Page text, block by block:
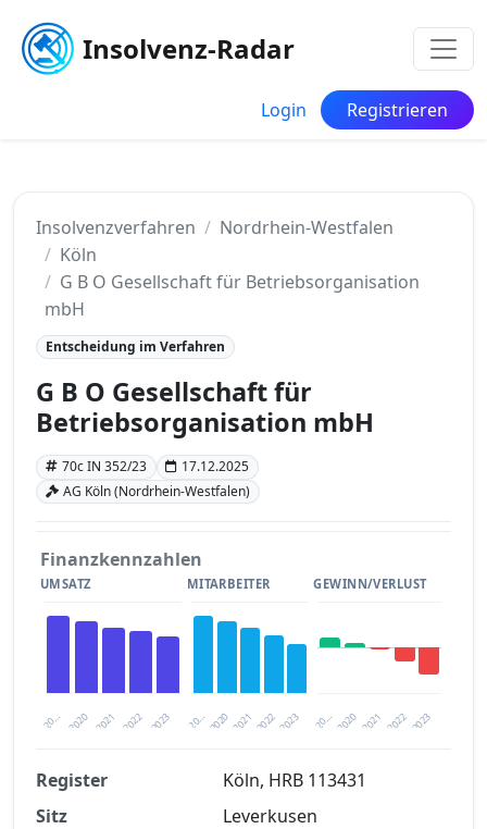
Insolvenz-Radar
Login Registrieren
Insolvenzverfahren
Nordrhein-Westfalen
Köln
G B O Gesellschaft für Betriebsorganisation
mbH
Entscheidung im Verfahren
G B O Gesellschaft für
Betriebsorganisation mbH
70c IN 352/23
17.12.2025
AG Köln (Nordrhein-Westfalen)
Finanzkennzahlen
UMSATZ
20… 2021 2023
2020 2022
MITARBEITER
20… 2021 2023
2020 2022
GEWINN/VERLUST
20… 2021 2023
2020 2022
Finanzkennzahlen nach kostenloser
Register
Köln, HRB 113431
Sitz
Leverkusen